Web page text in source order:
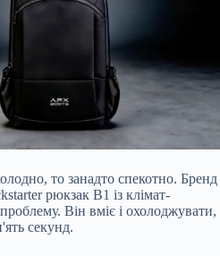
то занадто спекотно. Бренд
рюкзак B1 із клімат-
Він вміє і охолоджувати,
секунд.